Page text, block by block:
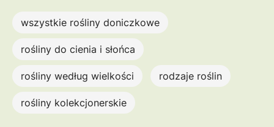
wszystkie rośliny doniczkowe
rośliny do cienia i słońca
rośliny według wielkości rodzaje roślin
rośliny kolekcjonerskie